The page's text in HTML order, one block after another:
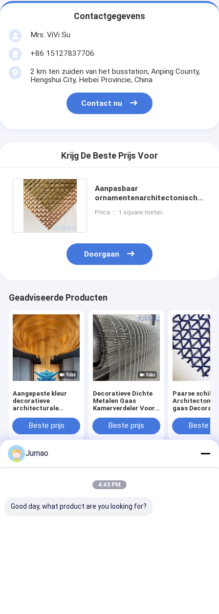
Contactgegevens
Mrs. ViVi Su
+86 15127837706
2 km ten zuiden van het busstation, Anping County,
Hengshui City, Hebei Provincie, China
Contact nu
Krijg De Beste Prijs Voor
Aanpasbaar
ornamentenarchitectonisch
afwerking
Price： 1 square meter
Doorgaan
Geadviseerde Producten
Aangepaste kleur
decoratieve
architecturale
Gekleurde
roestvrijstalen
metalen gaas
Beste prijs
Decoratieve Dichte
Metalen Gaas
Kamerverdeler Voor
Beste prijs
Paarse
gaas
ODM
Beste
ons
ons
Site
Sitemap
Privacybeleid
Rights Reserved.
Jumao
4:43 PM
Good day, what product are you looking for?